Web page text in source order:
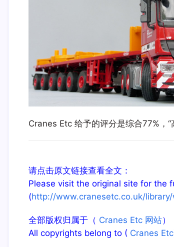
Cranes Etc 给予的评分是综合77%，“
请点击原文链接查看全文：
Please visit the original site for the
(http://www.cranesetc.co.uk/
全部版权归属于（ Cranes Etc 网站）
All copyrights belong to ( Cranes Etc